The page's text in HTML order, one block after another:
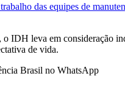
das equipes de
IDH leva em consideração
de vida.
Brasil no WhatsApp